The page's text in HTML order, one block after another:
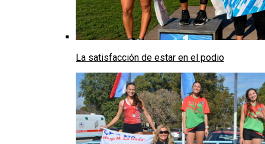
La satisfacción de estar en el podio